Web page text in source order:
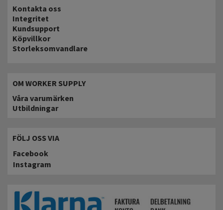
Kontakta oss
Integritet
Kundsupport
Köpvillkor
Storleksomvandlare
OM WORKER SUPPLY
Våra varumärken
Utbildningar
FÖLJ OSS VIA
Facebook
Instagram